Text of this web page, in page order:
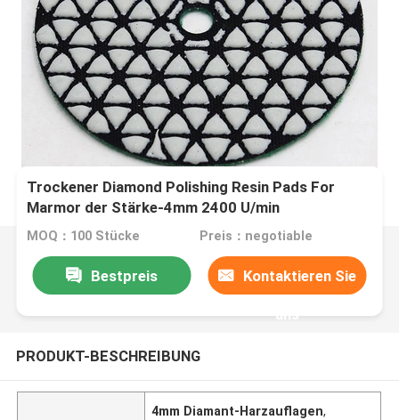
Trockener Diamond Polishing Resin Pads For
Marmor der Stärke-4mm 2400 U/min
MOQ：100 Stücke Preis：negotiable
Bestpreis Kontaktieren Sie
uns
PRODUKT-BESCHREIBUNG
4mm Diamant-Harzauflagen,